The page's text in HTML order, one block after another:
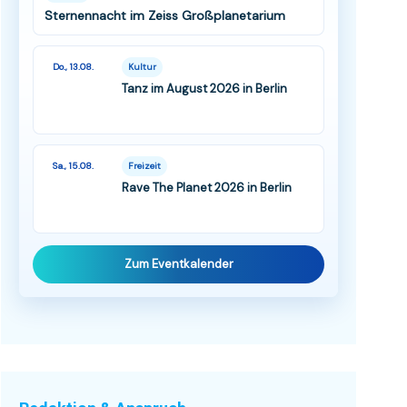
Sternennacht im Zeiss Großplanetarium
Do., 13.08. Kultur
Tanz im August 2026 in Berlin
Sa., 15.08. Freizeit
Rave The Planet 2026 in Berlin
Zum Eventkalender